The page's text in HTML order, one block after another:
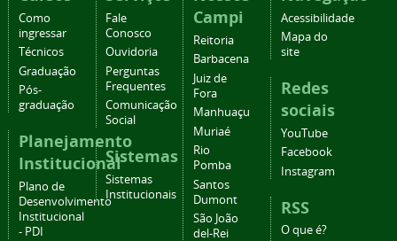
Como
ingressar
Técnicos
Graduação
Pós-
graduação
Planejamento
Institucional
Plano de
Desenvolvimento
Institucional
- PDI
Fale
Conosco
Ouvidoria
Perguntas
Frequentes
Comunicação
Social
Sistemas
Sistemas
Institucionais
Campi
Reitoria
Barbacena
Juiz de
Fora
Manhuaçu
Muriaé
Rio
Pomba
Santos
Dumont
São João
del-Rei
Acessibilidade
Mapa do
site
Redes
sociais
YouTube
Facebook
Instagram
RSS
O que é?